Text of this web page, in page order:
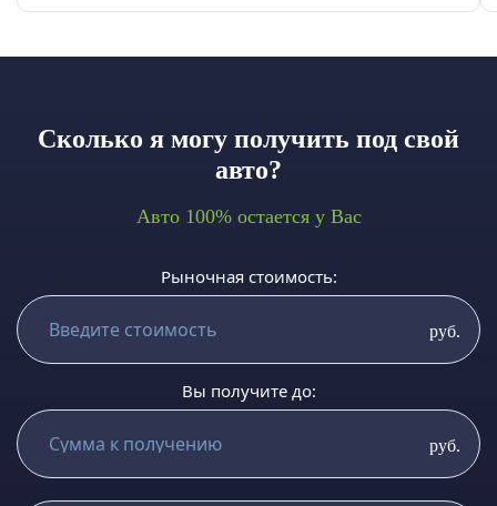
Сколько я могу получить под свой
авто?
Авто 100% остается у Вас
Рыночная стоимость:
руб.
Вы получите до:
руб.